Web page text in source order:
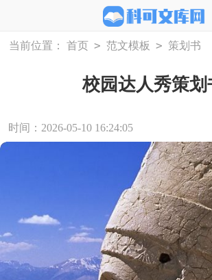
当前位置： 首页 > 范文模板 > 策划书
校园达人秀策划
时间：2026-05-10 16:24:05